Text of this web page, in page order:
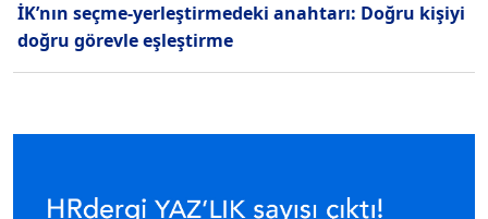
İK’nın seçme-yerleştirmedeki anahtarı: Doğru kişiyi
doğru görevle eşleştirme